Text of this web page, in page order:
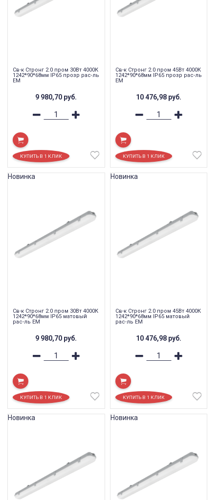
Св-к Стронг 2.0 пром 30Вт 4000К
1242*90*68мм IP65 прозр рас-ль
EM
9 980,70 руб.
Св-к Стронг 2.0 пром 45Вт 4000К
1242*90*68мм IP65 прозр рас-ль
EM
10 476,98 руб.
Св-к Стронг 2.0 пром 30Вт 4000К
1242*90*68мм IP65 матовый
рас-ль EM
9 980,70 руб.
Новинка
Св-к Стронг 2.0 пром 45Вт 4000К
1242*90*68мм IP65 матовый
рас-ль EM
10 476,98 руб.
Новинка
Новинка Новинка